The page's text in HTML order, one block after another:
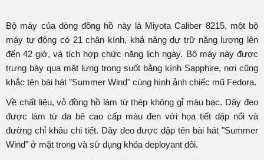
Bộ máy của dòng đồng hồ này là Miyota Caliber 8215, một bộ
máy tự động có 21 chân kính, khả năng dự trữ năng lượng lên
đến 42 giờ, và tích hợp chức năng lịch ngày. Bộ máy này được
trưng bày qua mặt lưng trong suốt bằng kính Sapphire, nơi cũng
khắc tên bài hát "Summer Wind" cùng hình ảnh chiếc mũ Fedora.
Về chất liệu, vỏ đồng hồ làm từ thép không gỉ màu bạc. Dây đeo
được làm từ da bê cao cấp màu đen với họa tiết dập nổi và
đường chỉ khâu chi tiết. Dây đeo được dập tên bài hát "Summer
Wind" ở mặt trong và sử dụng khóa deployant đôi.